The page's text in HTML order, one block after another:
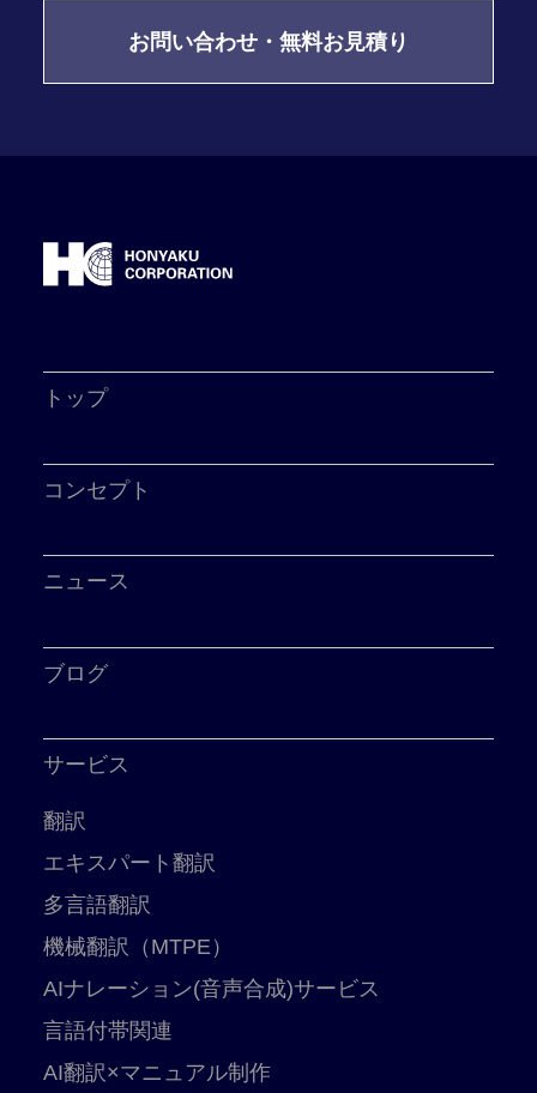
お問い合わせ・無料お見積り
トップ
コンセプト
ニュース
ブログ
サービス
翻訳
エキスパート翻訳
多言語翻訳
機械翻訳（MTPE）
AIナレーション(音声合成)サービス
言語付帯関連
AI翻訳×マニュアル制作